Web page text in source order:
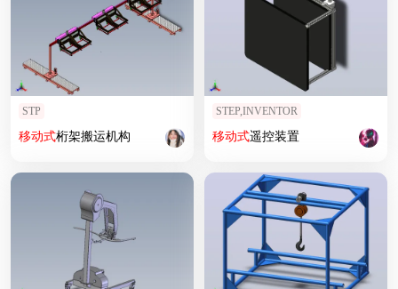
STP
移动式桁架搬运机构
STEP,INVENTOR
移动式遥控装置